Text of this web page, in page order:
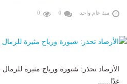
منذ عام واحد 0
0
الأرصاد تحذر: شبورة ورياح مثيرة
غدًا......